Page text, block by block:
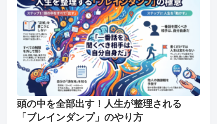
頭の中を全部出す！人生が整理される
「ブレインダンプ」のやり方